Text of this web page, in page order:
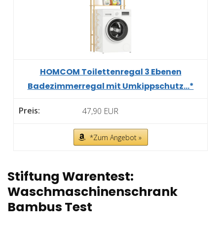
HOMCOM Toilettenregal 3 Ebenen
Badezimmerregal mit Umkippschutz...*
47,90 EUR
*Zum Angebot »
Stiftung Warentest:
Waschmaschinenschrank
Bambus Test